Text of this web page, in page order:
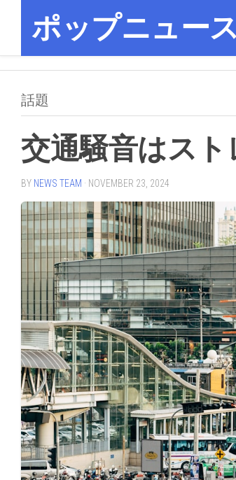
contentポップニュース
話題
交通騒音はス
BY NEWS TEAM · NOVEMBER 23, 2024